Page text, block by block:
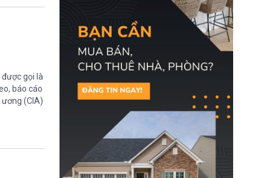
gọi là
báo cáo
(CIA)